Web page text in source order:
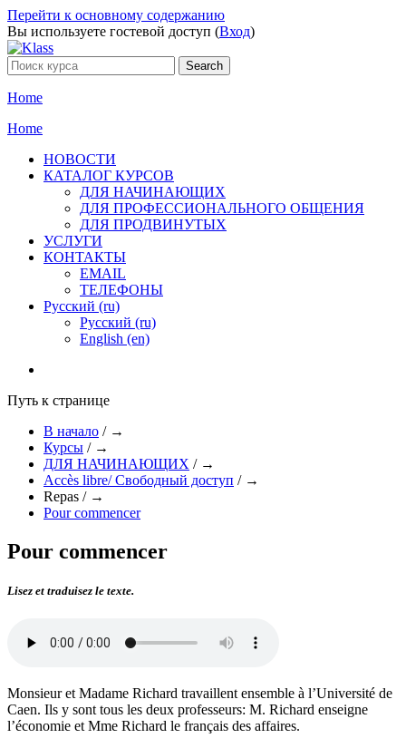
Перейти к основному содержанию
Вы используете гостевой доступ (Вход)
Home
Home
НОВОСТИ
КАТАЛОГ КУРСОВ
ДЛЯ НАЧИНАЮЩИХ
ДЛЯ ПРОФЕССИОНАЛЬНОГО ОБЩЕНИЯ
ДЛЯ ПРОДВИНУТЫХ
УСЛУГИ
КОНТАКТЫ
EMAIL
ТЕЛЕФОНЫ
Русский ‎(ru)‎
Русский ‎(ru)‎
English ‎(en)‎
Путь к странице
В начало / →
Курсы / →
ДЛЯ НАЧИНАЮЩИХ / →
Accès libre/ Свободный доступ / →
Repas / →
Pour commencer
Pour commencer
Lisez et traduisez le texte.
Monsieur et Madame Richard travaillent ensemble à l’Université de
Caen. Ils y sont tous les deux professeurs: M. Richard enseigne
l’économie et Mme Richard le français des affaires.